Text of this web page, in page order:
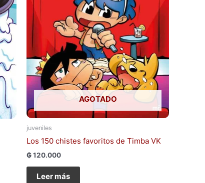
AGOTADO
juveniles
Los 150 chistes favoritos de Timba VK
₲120.000
Leer más